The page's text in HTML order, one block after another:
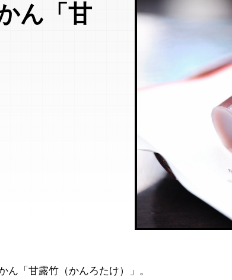
ん「甘
ん「甘露竹（かんろたけ）」。